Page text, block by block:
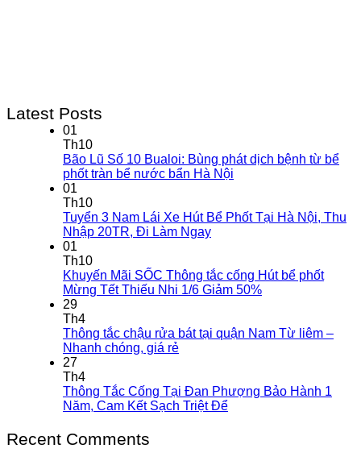
Latest Posts
01
Th10
Bão Lũ Số 10 Bualoi: Bùng phát dịch bệnh từ bể
phốt tràn bể nước bẩn Hà Nội
01
Th10
Tuyển 3 Nam Lái Xe Hút Bể Phốt Tại Hà Nội, Thu
Nhập 20TR, Đi Làm Ngay
01
Th10
Khuyến Mãi SỐC Thông tắc cống Hút bể phốt
Mừng Tết Thiếu Nhi 1/6 Giảm 50%
29
Th4
Thông tắc chậu rửa bát tại quận Nam Từ liêm –
Nhanh chóng, giá rẻ
27
Th4
Thông Tắc Cống Tại Đan Phượng Bảo Hành 1
Năm, Cam Kết Sạch Triệt Để
Recent Comments